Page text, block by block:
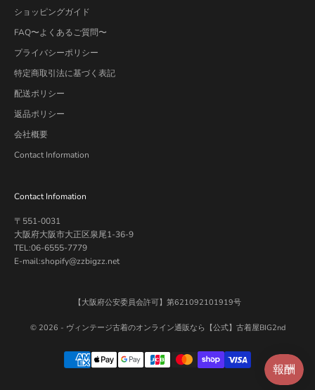
ショッピングガイド
FAQ〜よくあるご質問〜
プライバシーポリシー
特定商取引法に基づく表記
配送ポリシー
返品ポリシー
会社概要
Contact Information
Contact Infomation
〒551-0031
大阪府大阪市大正区泉尾1-36-9
TEL:06-6555-7779
E-mail:shopify@zzbigzz.net
【大阪府公安委員会許可】第621092101919号
© 2026 - ヴィンテージ古着のオンライン通販なら【公式】古着屋BIG2nd